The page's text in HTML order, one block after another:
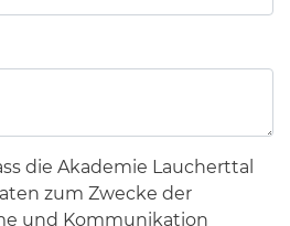
die Akademie Laucherttal
zum Zwecke der
und Kommunikation